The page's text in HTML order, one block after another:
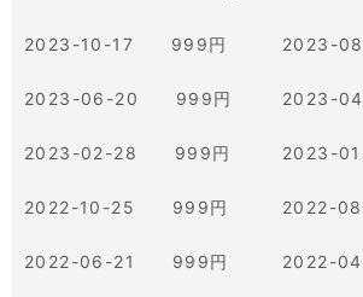
2023-10-17 999円 2023-
2023-06-20 999円 2023-
2023-02-28 999円 2023-
2022-10-25 999円 2022-
2022-06-21 999円 2022-